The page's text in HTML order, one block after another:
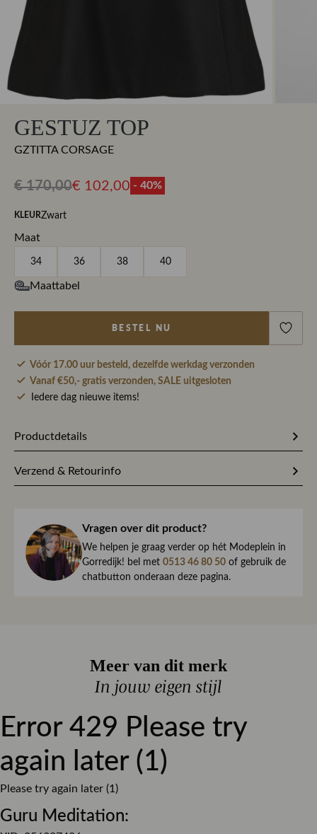
GESTUZ TOP
GZTITTA CORSAGE
€ 170,00€ 102,00 - 40%
KLEURZwart
Maat
34 36 38 40
Maattabel
BESTEL NU
Vóór 17.00 uur besteld, dezelfde werkdag verzonden
Vanaf €50,- gratis verzonden, SALE uitgesloten
Iedere dag nieuwe items!
Productdetails
Stofsamenstelling
68% Gerecycled polyester / 30%
Kleur Zwart
Print Effen
Smock detail
- Het model is 1.76m lang en draagt maat 36
Verzend & Retourinfo
haar direct naar je toe.
We begrijpen maar al te goed dat het kan gebeuren dat
een item toch niet helemaal naar wens is. Daarom ben je
altijd welkom om ieder artikel eerst te passen op ons
de winkel is dat altijd gratis. Lees hier meer over ruilen en
Lees meer over bezorgen, ruilen en retourneren
Vragen over dit product?
We helpen je graag verder op hét Modeplein in
Gorredijk! bel met 0513 46 80 50 of gebruik de
chatbutton onderaan deze pagina.
Meer van dit merk
In jouw eigen stijl
Error 429 Please try
again later (1)
Please try again later (1)
Guru Meditation: